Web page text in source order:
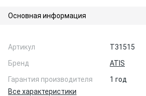
Основная информация
Артикул
T31515
Бренд
ATIS
Гарантия производителя
1 год
Все характеристики